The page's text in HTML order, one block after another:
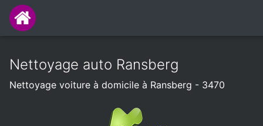
Nettoyage auto Ransberg
Nettoyage voiture à domicile à Ransberg - 3470